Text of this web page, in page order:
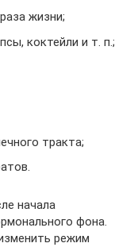
жизни;
коктейли и т. п.;
тракта;
начала
фона.
режим